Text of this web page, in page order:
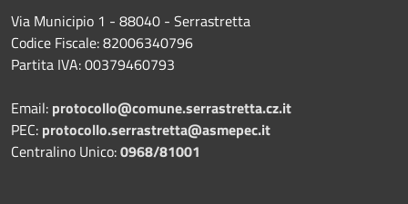
Via Municipio 1 - 88040 - Serrastretta
Codice Fiscale: 82006340796
Partita IVA: 00379460793
Email: protocollo@comune.serrastretta.cz.it
PEC: protocollo.serrastretta@asmepec.it
Centralino Unico:0968/81001